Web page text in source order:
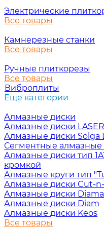
Электрические
Все товары
Камнерезные станки
Все товары
Ручные плиткорезы
Все товары
Виброплиты
Еще категории
Алмазные диски
Алмазные диски
Алмазные диски Solga
Сегментные алмазные
Алмазные диски тип
кромкой
Алмазные круги тип
Алмазные диски Cut-
Алмазные диски
Алмазные диски Diam
Алмазные диски Keos
Все товары